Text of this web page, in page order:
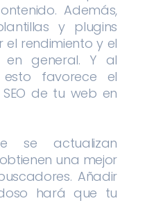
Además,
y plugins
rendimiento y el
en general. Y al
favorece el
de tu web en
se actualizan
una mejor
Añadir
hará que tu